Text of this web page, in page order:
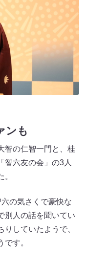
ンも
智の仁智一門と、桂
智六友の会」の3人
の気さくで豪快な
別人の話を聞いてい
していたようで、
す。